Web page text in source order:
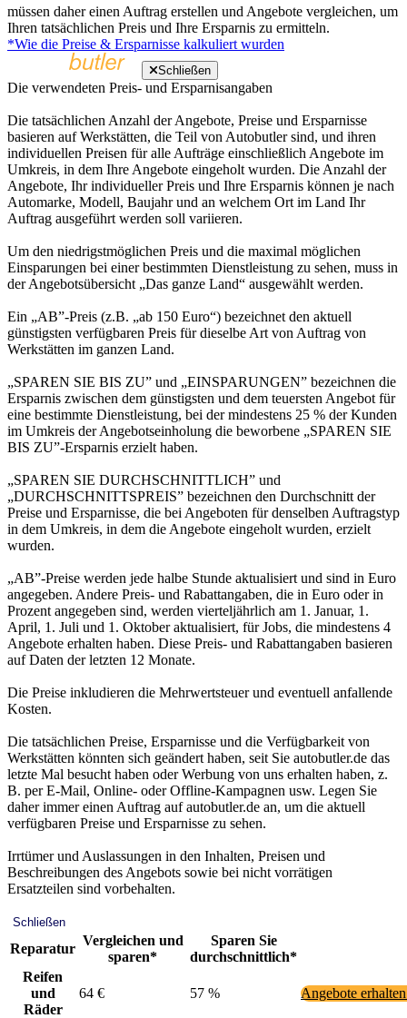
müssen daher einen Auftrag erstellen und Angebote vergleichen, um
Ihren tatsächlichen Preis und Ihre Ersparnis zu ermitteln.
*Wie die Preise & Ersparnisse kalkuliert wurden
Schließen
Die verwendeten Preis- und Ersparnisangaben
Die tatsächlichen Anzahl der Angebote, Preise und Ersparnisse
basieren auf Werkstätten, die Teil von Autobutler sind, und ihren
individuellen Preisen für alle Aufträge einschließlich Angebote im
Umkreis, in dem Ihre Angebote eingeholt wurden. Die Anzahl der
Angebote, Ihr individueller Preis und Ihre Ersparnis können je nach
Automarke, Modell, Baujahr und an welchem Ort im Land Ihr
Auftrag ausgeführt werden soll variieren.
Um den niedrigstmöglichen Preis und die maximal möglichen
Einsparungen bei einer bestimmten Dienstleistung zu sehen, muss in
der Angebotsübersicht „Das ganze Land“ ausgewählt werden.
Ein „AB”-Preis (z.B. „ab 150 Euro“) bezeichnet den aktuell
günstigsten verfügbaren Preis für dieselbe Art von Auftrag von
Werkstätten im ganzen Land.
„SPAREN SIE BIS ZU” und „EINSPARUNGEN” bezeichnen die
Ersparnis zwischen dem günstigsten und dem teuersten Angebot für
eine bestimmte Dienstleistung, bei der mindestens 25 % der Kunden
im Umkreis der Angebotseinholung die beworbene „SPAREN SIE
BIS ZU”-Ersparnis erzielt haben.
„SPAREN SIE DURCHSCHNITTLICH” und
„DURCHSCHNITTSPREIS” bezeichnen den Durchschnitt der
Preise und Ersparnisse, die bei Angeboten für denselben Auftragstyp
in dem Umkreis, in dem die Angebote eingeholt wurden, erzielt
wurden.
„AB”-Preise werden jede halbe Stunde aktualisiert und sind in Euro
angegeben. Andere Preis- und Rabattangaben, die in Euro oder in
Prozent angegeben sind, werden vierteljährlich am 1. Januar, 1.
April, 1. Juli und 1. Oktober aktualisiert, für Jobs, die mindestens 4
Angebote erhalten haben. Diese Preis- und Rabattangaben basieren
auf Daten der letzten 12 Monate.
Die Preise inkludieren die Mehrwertsteuer und eventuell anfallende
Kosten.
Die tatsächlichen Preise, Ersparnisse und die Verfügbarkeit von
Werkstätten könnten sich geändert haben, seit Sie autobutler.de das
letzte Mal besucht haben oder Werbung von uns erhalten haben, z.
B. per E-Mail, Online- oder Offline-Kampagnen usw. Legen Sie
daher immer einen Auftrag auf autobutler.de an, um die aktuell
verfügbaren Preise und Ersparnisse zu sehen.
Irrtümer und Auslassungen in den Inhalten, Preisen und
Beschreibungen des Angebots sowie bei nicht vorrätigen
Ersatzteilen sind vorbehalten.
Schließen
Reparatur
Vergleichen und
sparen*
Sparen Sie
durchschnittlich*
Reifen
und
Räder
64 € 57 % Angebote